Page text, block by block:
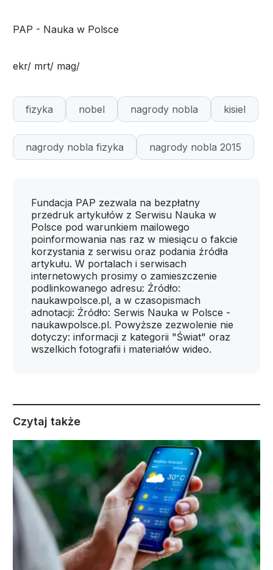
PAP - Nauka w Polsce
ekr/ mrt/ mag/
fizyka nobel nagrody nobla kisiel
nagrody nobla fizyka nagrody nobla 2015
Fundacja PAP zezwala na bezpłatny
przedruk artykułów z Serwisu Nauka w
Polsce pod warunkiem mailowego
poinformowania nas raz w miesiącu o fakcie
korzystania z serwisu oraz podania źródła
artykułu. W portalach i serwisach
internetowych prosimy o zamieszczenie
podlinkowanego adresu: Źródło:
naukawpolsce.pl, a w czasopismach
adnotacji: Źródło: Serwis Nauka w Polsce -
naukawpolsce.pl. Powyższe zezwolenie nie
dotyczy: informacji z kategorii "Świat" oraz
wszelkich fotografii i materiałów wideo.
Czytaj także